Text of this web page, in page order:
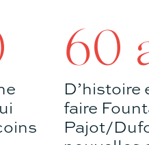
60
D’histoire
faire
Pajot/